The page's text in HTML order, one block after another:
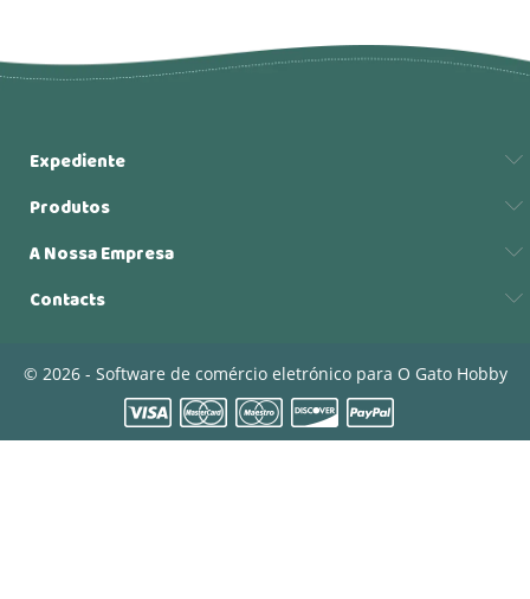
Expediente
Produtos
A Nossa Empresa
Contacts
© 2026 - Software de comércio eletrónico para O Gato Hobby